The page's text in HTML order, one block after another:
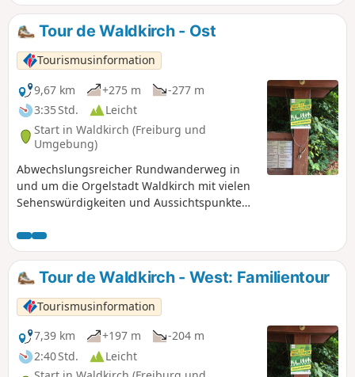
größere Highlights: Bootfahren auf dem
Stadtrainsee, Schwarzwaldzoo,
Interessantes auf dem Sinnesweg und
Baumkronenweg.
Tour de Waldkirch - Ost
Tourismusinformation
9,67 km
+275 m
-277 m
3:35 Std.
Leicht
Start in Waldkirch (Freiburg und
Umgebung)
Abwechslungsreicher Rundwanderweg in
und um die Orgelstadt Waldkirch mit vielen
Sehenswürdigkeiten und Aussichtspunkten
Tour de Waldkirch - West: Familientour
Tourismusinformation
7,39 km
+197 m
-204 m
2:40 Std.
Leicht